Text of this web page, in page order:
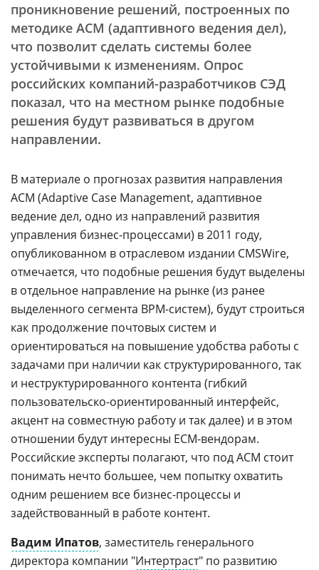
проникновение решений, построенных по
методике ACM (адаптивного ведения дел),
что позволит сделать системы более
устойчивыми к изменениям. Опрос
российских компаний-разработчиков СЭД
показал, что на местном рынке подобные
решения будут развиваться в другом
направлении.
В материале о прогнозах развития направления
ACM (Adaptive Case Management, адаптивное
ведение дел, одно из направлений развития
управления бизнес-процессами) в 2011 году,
опубликованном в отраслевом издании CMSWire,
отмечается, что подобные решения будут выделены
в отдельное направление на рынке (из ранее
выделенного сегмента BPM-систем), будут строиться
как продолжение почтовых систем и
ориентироваться на повышение удобства работы с
задачами при наличии как структурированного, так
и неструктурированного контента (гибкий
пользовательско-ориентированный интерфейс,
акцент на совместную работу и так далее) и в этом
отношении будут интересны ECM-вендорам.
Российские эксперты полагают, что под ACM стоит
понимать нечто большее, чем попытку охватить
одним решением все бизнес-процессы и
задействованный в работе контент.
Вадим Ипатов, заместитель генерального
директора компании "Интертраст" по развитию